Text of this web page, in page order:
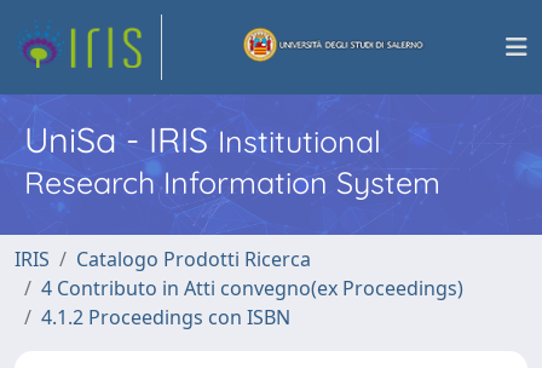
UniSa - IRISInstitutional
Research Information System
IRIS
Catalogo Prodotti Ricerca
4 Contributo in Atti convegno(ex Proceedings)
4.1.2 Proceedings con ISBN